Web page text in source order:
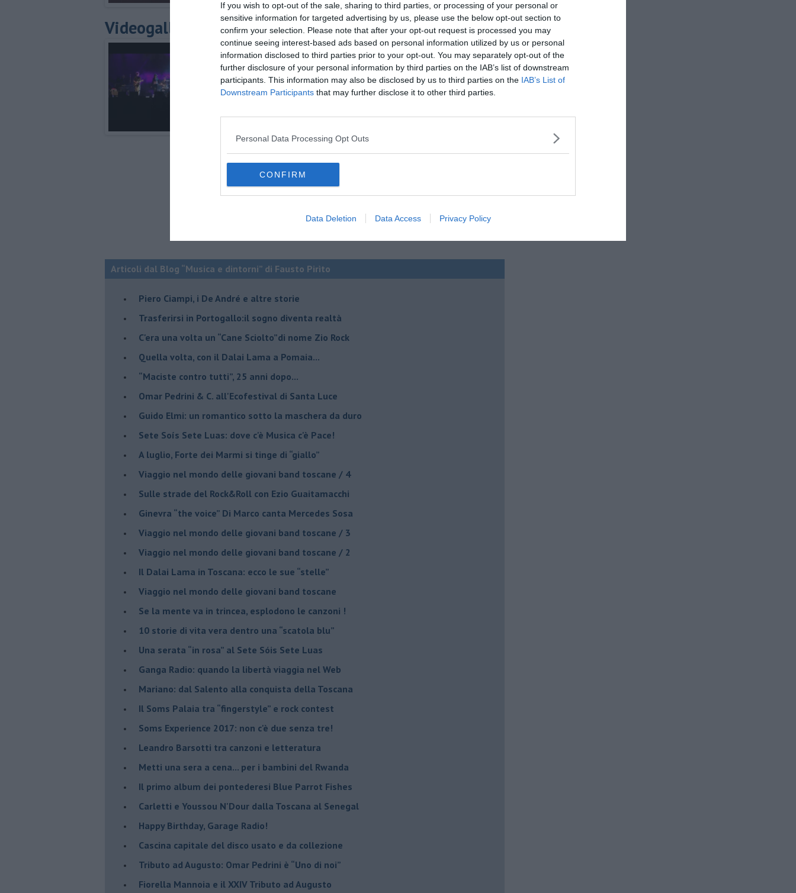
If you wish to opt-out of the sale, sharing to third parties, or processing of your personal or
sensitive information for targeted advertising by us, please use the below opt-out section to
confirm your selection. Please note that after your opt-out request is processed you may
continue seeing interest-based ads based on personal information utilized by us or personal
information disclosed to third parties prior to your opt-out. You may separately opt-out of the
further disclosure of your personal information by third parties on the IAB’s list of downstream
participants. This information may also be disclosed by us to third parties on the IAB’s List of
Downstream Participants that may further disclose it to other third parties.
Personal Data Processing Opt Outs
CONFIRM
Data Deletion Data Access Privacy Policy
Videogallery
Articoli dal Blog “Musica e dintorni” di Fausto Pirìto
​Piero Ciampi, i De André e altre storie
​Trasferirsi in Portogallo:il sogno diventa realtà
​C'era una volta un “Cane Sciolto”di nome Zio Rock
Quella volta, con il Dalai Lama a Pomaia...
​“Maciste contro tutti”, 25 anni dopo...
​Omar Pedrini & C. all'Ecofestival di Santa Luce
Guido Elmi: un romantico sotto la maschera da duro
Sete Soís Sete Luas: dove c'è Musica c'è Pace!
​A luglio, Forte dei Marmi si tinge di “giallo”
Viaggio nel mondo delle giovani band toscane / 4
Sulle strade del Rock&Roll con Ezio Guaitamacchi
​Ginevra “the voice” Di Marco canta Mercedes Sosa
Viaggio nel mondo delle giovani band toscane / 3
​Viaggio nel mondo delle giovani band toscane / 2
Il Dalai Lama in Toscana: ecco le sue “stelle”
Viaggio nel mondo delle giovani band toscane
Se la mente va in trincea, esplodono le canzoni !
​10 storie di vita vera dentro una “scatola blu”
​Una serata “in rosa” al Sete Sóis Sete Luas
Ganga Radio: quando la libertà viaggia nel Web
Mariano: dal Salento alla conquista della Toscana
​Il Soms Palaia tra “fingerstyle” e rock contest
Soms Experience 2017: non c'è due senza tre!
​Leandro Barsotti tra canzoni e letteratura
​Metti una sera a cena... per i bambini del Rwanda
​Il primo album dei pontederesi Blue Parrot Fishes
Carletti e Youssou N'Dour dalla Toscana al Senegal
Happy Birthday, Garage Radio!
​Cascina capitale del disco usato e da collezione
Tributo ad Augusto: Omar Pedrini è “Uno di noi”
​Fiorella Mannoia e il XXIV Tributo ad Augusto